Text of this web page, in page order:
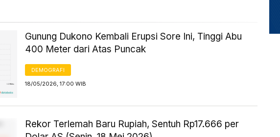
Gunung Dukono Kembali Erupsi Sore Ini, Tinggi Abu
400 Meter dari Atas Puncak
DEMOGRAFI
18/05/2026, 17:00 WIB
Rekor Terlemah Baru Rupiah, Sentuh Rp17.666 per